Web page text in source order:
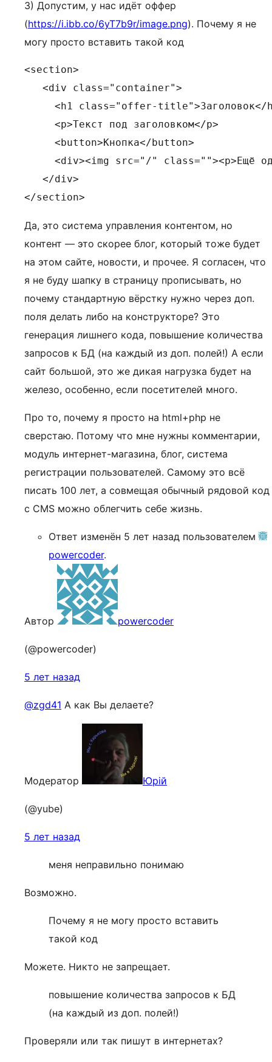
3) Допустим, у нас идёт оффер
(https://i.ibb.co/6yT7b9r/image.png). Почему я не
могу просто вставить такой код
<section>
   <div class="container">
<h1 class="offer-title">Заголовок</
     <p>Текст под заголовком</p>
     <button>Кнопка</button>
<div><img src="/" class=""><p>Ещё
   </div>
Да, это система управления контентом, но
контент — это скорее блог, который тоже будет
на этом сайте, новости, и прочее. Я согласен, что
я не буду шапку в страницу прописывать, но
почему стандартную вёрстку нужно через доп.
поля делать либо на конструкторе? Это
генерация лишнего кода, повышение количества
запросов к БД (на каждый из доп. полей!) А если
сайт большой, это же дикая нагрузка будет на
железо, особенно, если посетителей много.
Про то, почему я просто на html+php не
сверстаю. Потому что мне нужны комментарии,
модуль интернет-магазина, блог, система
регистрации пользователей. Самому это всё
писать 100 лет, а совмещая обычный рядовой код
с CMS можно облегчить себе жизнь.
Ответ изменён 5 лет назад пользователем
powercoder.
Автор powercoder
(@powercoder)
5 лет назад
@zgd41 А как Вы делаете?
Модератор Юрій
(@yube)
5 лет назад
меня неправильно понимаю
Возможно.
Почему я не могу просто вставить
такой код
Можете. Никто не запрещает.
повышение количества запросов к БД
(на каждый из доп. полей!)
Проверяли или так пишут в интернетах?